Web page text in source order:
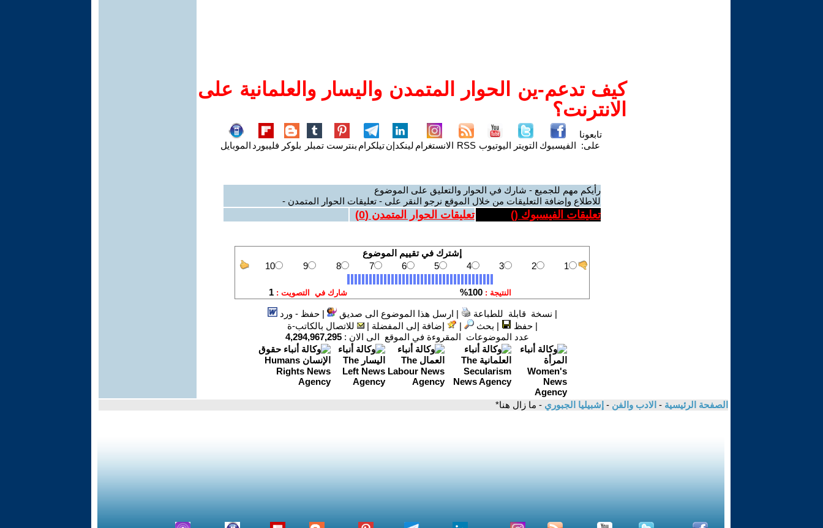
كيف تدعم-ين الحوار المتمدن واليسار والعلمانية على
الانترنت؟
تابعونا
على: الفيسبوك التويتر اليوتيوب RSS الانستغرام لينكدإنتيلكرام بنترست تمبلر بلوكر فليبورد الموبايل
رأيكم مهم للجميع - شارك في الحوار والتعليق على الموضوع
للاطلاع وإضافة التعليقات من خلال الموقع نرجو النقر على - تعليقات الحوار المتمدن -
تعليقات الفيسبوك () تعليقات الحوار المتمدن (0
)
| نسخة قابلة للطباعة | ارسل هذا الموضوع الى صديق |حفظ - ورد
|حفظ | بحث | إضافة إلى المفضلة |
للاتصال بالكاتب-ة
عدد الموضوعات المقروءة في الموقع الى الان : 4,294,967,295
الصفحة الرئيسية - الادب والفن - إشبيليا الجبوري - ما زال هنا*